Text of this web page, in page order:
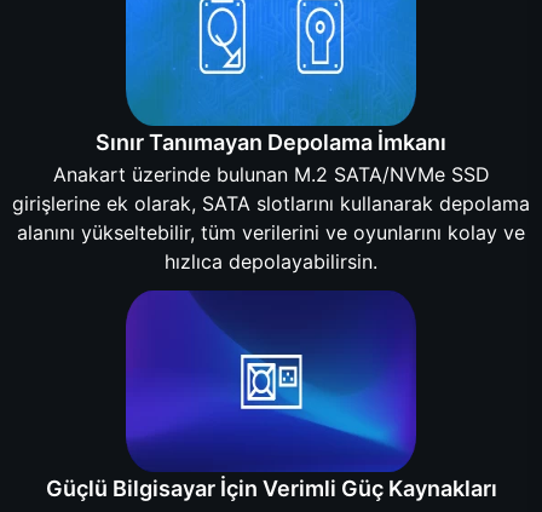
Sınır Tanımayan Depolama İmkanı
Anakart üzerinde bulunan M.2 SATA/NVMe SSD
girişlerine ek olarak, SATA slotlarını kullanarak depolama
alanını yükseltebilir, tüm verilerini ve oyunlarını kolay ve
hızlıca depolayabilirsin.
Güçlü Bilgisayar İçin Verimli Güç Kaynakları